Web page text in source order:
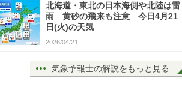
北海道・東北の日本海側や北陸は雷
雨 黄砂の飛来も注意 今日4月21
日(火)の天気
2026/04/21
気象予報士の解説をもっと見る